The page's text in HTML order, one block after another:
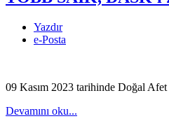
Yazdır
e-Posta
09 Kasım 2023 tarihinde Doğal
Devamını oku...